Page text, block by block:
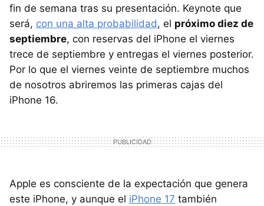
fin de semana tras su presentación. Keynote que
será, con una alta probabilidad, el próximo diez de
septiembre, con reservas del iPhone el viernes
trece de septiembre y entregas el viernes posterior.
Por lo que el viernes veinte de septiembre muchos
de nosotros abriremos las primeras cajas del
iPhone 16.
Apple es consciente de la expectación que genera
este iPhone, y aunque el iPhone 17 también